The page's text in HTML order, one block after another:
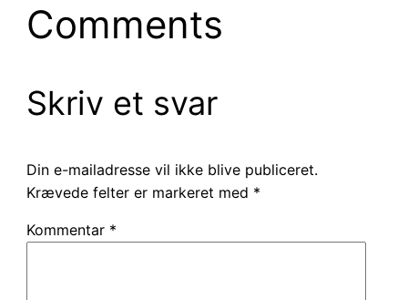
Comments
Skriv et svar
Din e-mailadresse vil ikke blive publiceret.
Krævede felter er markeret med *
Kommentar *